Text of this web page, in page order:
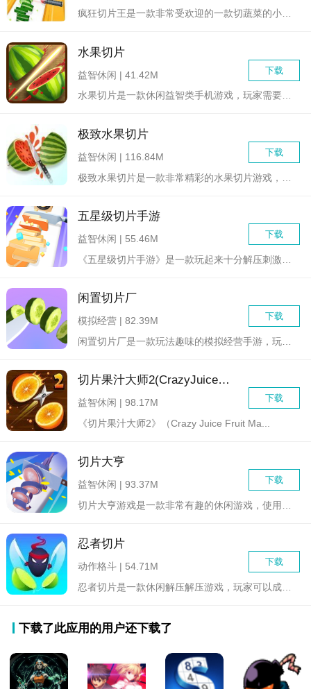
疯狂切片王是一款非常受欢迎的一款切蔬菜的小游戏，玩家可以随时...
水果切片
下载
益智休闲 | 41.42M
水果切片是一款休闲益智类手机游戏，玩家需要在屏幕上滑动手指，...
极致水果切片
下载
益智休闲 | 116.84M
五星级切片手游
下载
益智休闲 | 55.46M
闲置切片厂
下载
模拟经营 | 82.39M
切片果汁大师2(CrazyJuiceFruitMaster)
下载
益智休闲 | 98.17M
《切片果汁大师2》（Crazy Juice Fruit Ma...
切片大亨
下载
益智休闲 | 93.37M
忍者切片
下载
动作格斗 | 54.71M
下载了此应用的用户还下载了